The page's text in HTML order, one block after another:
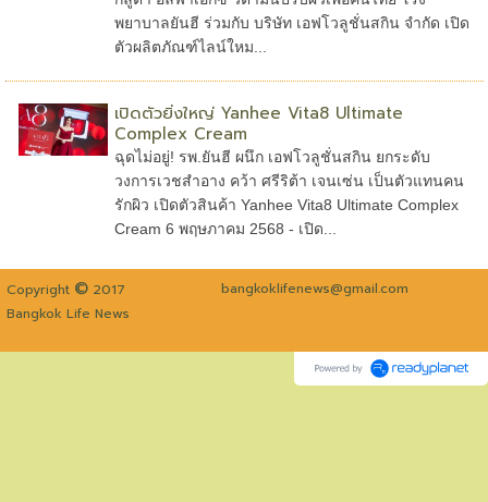
พยาบาลยันฮี ร่วมกับ บริษัท เอฟโวลูชั่นสกิน จำกัด เปิด
ตัวผลิตภัณฑ์ไลน์ใหม...
เปิดตัวยิ่งใหญ่ Yanhee Vita8 Ultimate
Complex Cream
ฉุดไม่อยู่! รพ.ยันฮี ผนึก เอฟโวลูชั่นสกิน ยกระดับ
วงการเวชสำอาง คว้า ศรีริต้า เจนเซ่น เป็นตัวแทนคน
รักผิว เปิดตัวสินค้า Yanhee Vita8 Ultimate Complex
Cream 6 พฤษภาคม 2568 - เปิด...
Copyright © 2017
bangkoklifenews@gmail.com
Bangkok Life News